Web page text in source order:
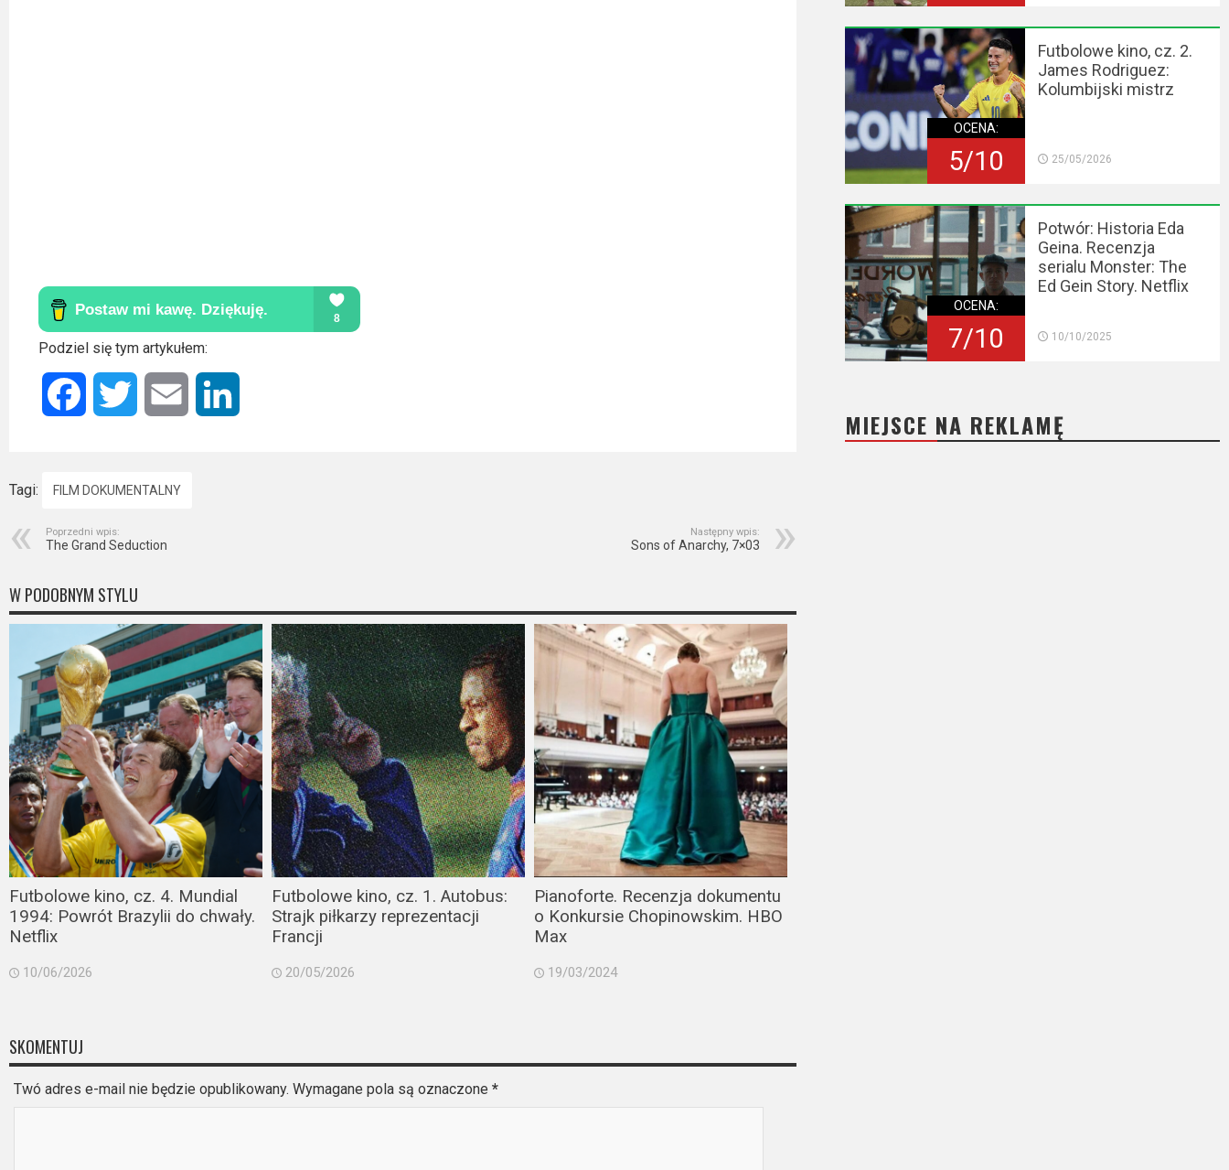
Podsumowania
2023
2022
2020
2019
2016
2017
2015
2014
Podziel się tym artykułem:
Facebook Twitter Email
Tagi: FILM DOKUMENTALNY
Poprzedni wpis:
The Grand Seduction
Następny wpis:
Sons of Anarchy, 7×03
W PODOBNYM STYLU
Futbolowe kino, cz. 4. Mundial
1994: Powrót Brazylii do chwały.
Netflix
10/06/2026
Futbolowe kino, cz. 1. Autobus:
Strajk piłkarzy reprezentacji
Francji
20/05/2026
Pianoforte. Recenzja dokumentu
o Konkursie Chopinowskim. HBO
Max
19/03/2024
SKOMENTUJ
Twó adres e-mail nie będzie opublikowany. Wymagane pola są oznaczone *
OCENA:
5/10
Futbolowe kino, cz. 2.
James Rodriguez:
Kolumbijski mistrz
25/05/2026
OCENA:
7/10
Potwór: Historia Eda
Geina. Recenzja
serialu Monster: The
Ed Gein Story. Netflix
10/10/2025
MIEJSCE NA REKLAMĘ